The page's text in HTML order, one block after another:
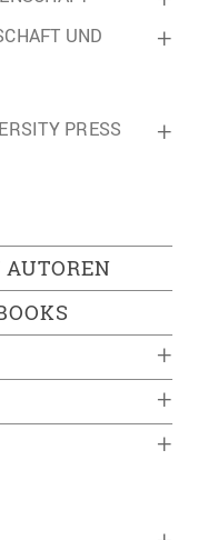
+
UND
+
PRESS
+
+
+